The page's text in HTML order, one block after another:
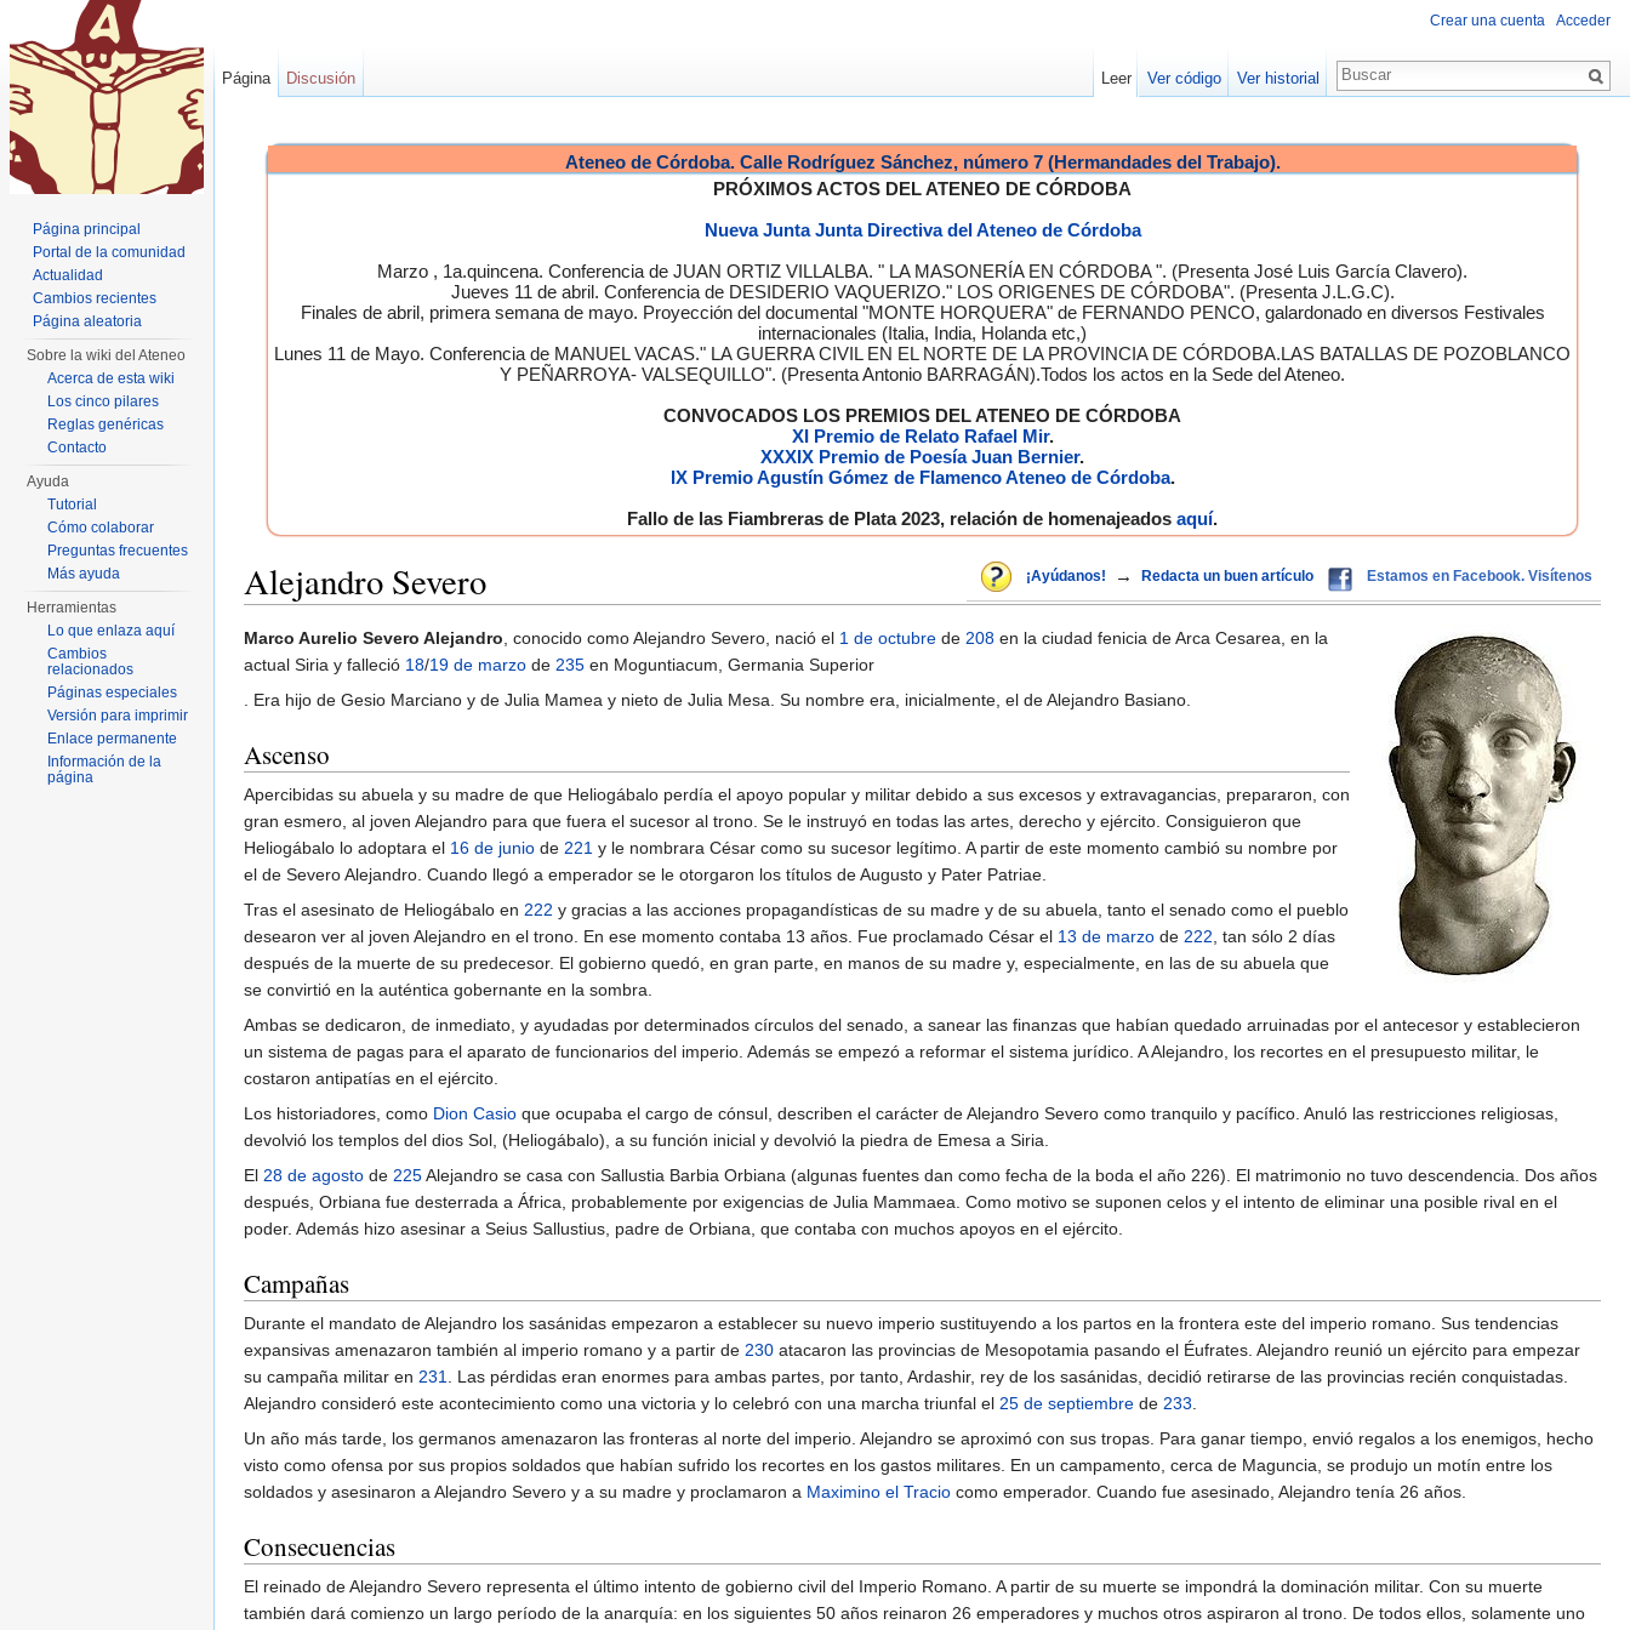
Ateneo de Córdoba. Calle Rodríguez Sánchez, número 7 (Hermandades del Trabajo).
PRÓXIMOS ACTOS DEL ATENEO DE CÓRDOBA
Nueva Junta Junta Directiva del Ateneo de Córdoba
Marzo , 1a.quincena. Conferencia de JUAN ORTIZ VILLALBA. " LA MASONERÍA EN CÓRDOBA ". (Presenta José Luis García Clavero).
Jueves 11 de abril. Conferencia de DESIDERIO VAQUERIZO." LOS ORIGENES DE CÓRDOBA". (Presenta J.L.G.C).
Finales de abril, primera semana de mayo. Proyección del documental "MONTE HORQUERA" de FERNANDO PENCO, galardonado en diversos Festivales
internacionales (Italia, India, Holanda etc,)
Lunes 11 de Mayo. Conferencia de MANUEL VACAS." LA GUERRA CIVIL EN EL NORTE DE LA PROVINCIA DE CÓRDOBA.LAS BATALLAS DE POZOBLANCO
Y PEÑARROYA- VALSEQUILLO". (Presenta Antonio BARRAGÁN).Todos los actos en la Sede del Ateneo.
CONVOCADOS LOS PREMIOS DEL ATENEO DE CÓRDOBA
XI Premio de Relato Rafael Mir.
XXXIX Premio de Poesía Juan Bernier.
IX Premio Agustín Gómez de Flamenco Ateneo de Córdoba.
Fallo de las Fiambreras de Plata 2023, relación de homenajeados aquí.
¡Ayúdanos! → Redacta un buen artículo Estamos en Facebook. Visítenos
Alejandro Severo
Marco Aurelio Severo Alejandro, conocido como Alejandro Severo, nació el 1 de octubre de 208 en la ciudad fenicia de Arca Cesarea, en la
actual Siria y falleció 18/19 de marzo de 235 en Moguntiacum, Germania Superior
. Era hijo de Gesio Marciano y de Julia Mamea y nieto de Julia Mesa. Su nombre era, inicialmente, el de Alejandro Basiano.
Ascenso
Apercibidas su abuela y su madre de que Heliogábalo perdía el apoyo popular y militar debido a sus excesos y extravagancias, prepararon, con
gran esmero, al joven Alejandro para que fuera el sucesor al trono. Se le instruyó en todas las artes, derecho y ejército. Consiguieron que
Heliogábalo lo adoptara el 16 de junio de 221 y le nombrara César como su sucesor legítimo. A partir de este momento cambió su nombre por
el de Severo Alejandro. Cuando llegó a emperador se le otorgaron los títulos de Augusto y Pater Patriae.
Tras el asesinato de Heliogábalo en 222 y gracias a las acciones propagandísticas de su madre y de su abuela, tanto el senado como el pueblo
desearon ver al joven Alejandro en el trono. En ese momento contaba 13 años. Fue proclamado César el 13 de marzo de 222, tan sólo 2 días
después de la muerte de su predecesor. El gobierno quedó, en gran parte, en manos de su madre y, especialmente, en las de su abuela que
se convirtió en la auténtica gobernante en la sombra.
Ambas se dedicaron, de inmediato, y ayudadas por determinados círculos del senado, a sanear las finanzas que habían quedado arruinadas por el antecesor y establecieron
un sistema de pagas para el aparato de funcionarios del imperio. Además se empezó a reformar el sistema jurídico. A Alejandro, los recortes en el presupuesto militar, le
costaron antipatías en el ejército.
Los historiadores, como Dion Casio que ocupaba el cargo de cónsul, describen el carácter de Alejandro Severo como tranquilo y pacífico. Anuló las restricciones religiosas,
devolvió los templos del dios Sol, (Heliogábalo), a su función inicial y devolvió la piedra de Emesa a Siria.
El 28 de agosto de 225Alejandro se casa con Sallustia Barbia Orbiana (algunas fuentes dan como fecha de la boda el año 226). El matrimonio no tuvo descendencia. Dos años
después, Orbiana fue desterrada a África, probablemente por exigencias de Julia Mammaea. Como motivo se suponen celos y el intento de eliminar una posible rival en el
poder. Además hizo asesinar a Seius Sallustius, padre de Orbiana, que contaba con muchos apoyos en el ejército.
Campañas
Durante el mandato de Alejandro los sasánidas empezaron a establecer su nuevo imperio sustituyendo a los partos en la frontera este del imperio romano. Sus tendencias
expansivas amenazaron también al imperio romano y a partir de 230 atacaron las provincias de Mesopotamia pasando el Éufrates. Alejandro reunió un ejército para empezar
su campaña militar en 231. Las pérdidas eran enormes para ambas partes, por tanto, Ardashir, rey de los sasánidas, decidió retirarse de las provincias recién conquistadas.
Alejandro consideró este acontecimiento como una victoria y lo celebró con una marcha triunfal el 25 de septiembre de 233.
Un año más tarde, los germanos amenazaron las fronteras al norte del imperio. Alejandro se aproximó con sus tropas. Para ganar tiempo, envió regalos a los enemigos, hecho
visto como ofensa por sus propios soldados que habían sufrido los recortes en los gastos militares. En un campamento, cerca de Maguncia, se produjo un motín entre los
soldados y asesinaron a Alejandro Severo y a su madre y proclamaron a Maximino el Tracio como emperador. Cuando fue asesinado, Alejandro tenía 26 años.
Consecuencias
El reinado de Alejandro Severo representa el último intento de gobierno civil del Imperio Romano. A partir de su muerte se impondrá la dominación militar. Con su muerte
también dará comienzo un largo período de la anarquía: en los siguientes 50 años reinaron 26 emperadores y muchos otros aspiraron al trono. De todos ellos, solamente uno
Crear una cuenta Acceder
Página Discusión Leer Ver código Ver historial
Página principal
Portal de la comunidad
Actualidad
Cambios recientes
Página aleatoria
Sobre la wiki del Ateneo
Acerca de esta wiki
Los cinco pilares
Reglas genéricas
Contacto
Ayuda
Tutorial
Cómo colaborar
Preguntas frecuentes
Más ayuda
Herramientas
Lo que enlaza aquí
Cambios
relacionados
Páginas especiales
Versión para imprimir
Enlace permanente
Información de la
página